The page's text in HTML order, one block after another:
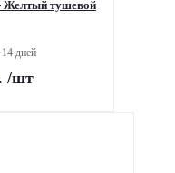
Желтый тушевой
дней
/шт